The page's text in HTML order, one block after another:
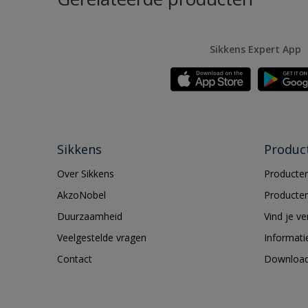
Sikkens Expert App
Sikkens
Over Sikkens
AkzoNobel
Duurzaamheid
Veelgestelde vragen
Contact
Vind je